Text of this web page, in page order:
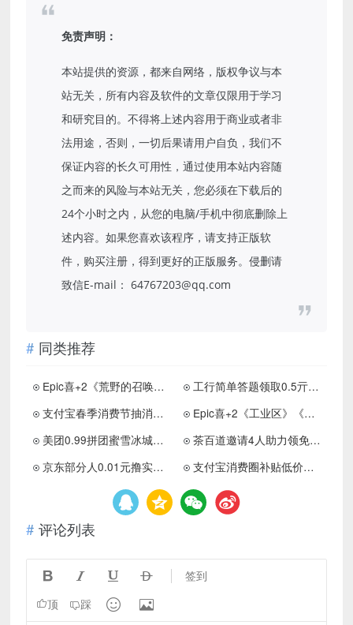
免责声明：
本站提供的资源，都来自网络，版权争议与本
站无关，所有内容及软件的文章仅限用于学习
和研究目的。不得将上述内容用于商业或者非
法用途，否则，一切后果请用户自负，我们不
保证内容的长久可用性，通过使用本站内容随
之而来的风险与本站无关，您必须在下载后的
24个小时之内，从您的电脑/手机中彻底删除上
述内容。如果您喜欢该程序，请支持正版软
件，购买注册，得到更好的正版服务。侵删请
致信E-mail： 64767203@qq.com
同类推荐
Epic喜+2《荒野的召唤：垂钓者》等
工行简单答题领取0.5亓红包
支付宝春季消费节抽消费红包
Epic喜+2《工业区》《莉莎：决定版》
美团0.99拼团蜜雪冰城柠檬水
茶百道邀请4人助力领免单券
京东部分人0.01元撸实物包邮
支付宝消费圈补贴低价抢奶茶
评论列表
    签到
顶 踩  